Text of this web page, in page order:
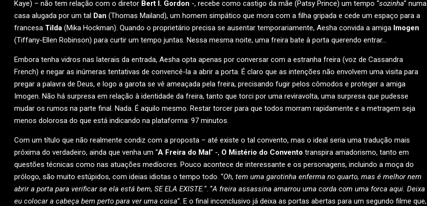
Kaye) – não tem relação com o diretor Bert I. Gordon -, recebe como castigo da mãe (Patsy Prince) um tempo “sozinha” numa
casa alugada por um tal Dan (Thomas Mailand), um homem simpático que mora com a filha gripada e cede um espaço para a
francesa Tilda (Mika Hockman). Quando o proprietário precisa se ausentar temporariamente, Aesha convida a amiga Imogen
(Tiffany-Ellen Robinson) para curtir um tempo juntas. Nessa mesma noite, uma freira bate à porta querendo entrar…
Embora tenha vidros nas laterais da entrada, Aesha opta apenas por conversar com a estranha freira (voz de Cassandra
French) e negar as inúmeras tentativas de convencê-la a abrir a porta. É claro que as intenções não envolvem uma visita para
pregar a palavra de Deus, e logo a garota se vê ameaçada pela freira, precisando fugir pelos cômodos e proteger a amiga
Imogen. Não há surpresa em relação à identidade da freira, tanto que torci por uma reviravolta, uma surpresa que pudesse
mudar os rumos na parte final. Nada. É aquilo mesmo. Restar torcer para que todos morram rapidamente e a metragem seja
menos dolorosa do que está indicando na plataforma: 97 minutos.
Com um título que não realmente condiz com a proposta – até existe o tal convento, mas o ideal seria uma tradução mais
próxima do verdadeiro, ainda que venha um “A Freira do Mal” -, O Mistério do Convento transpira amadorismo, tanto em
questões técnicas como nas atuações medíocres. Pouco acontece de interessante e os personagens, incluindo a moça do
prólogo, são muito estúpidos, com ideias idiotas o tempo todo. “Oh, tem uma garotinha enferma no quarto, mas é melhor nem
abrir a porta para verificar se ela está bem, SE ELA EXISTE.“. “A freira assassina amarrou uma corda com uma forca aqui. Deixa
eu colocar a cabeça bem perto para ver uma coisa“. E o final inconclusivo já deixa as portas abertas para um segundo filme que,